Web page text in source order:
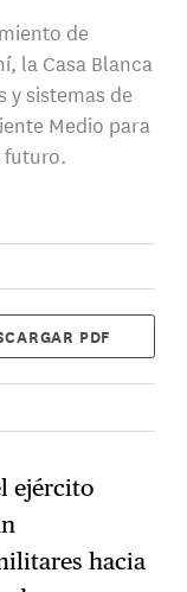
de
la Casa Blanca
y sistemas de
Medio para
futuro.
PDF
ejército
hacia